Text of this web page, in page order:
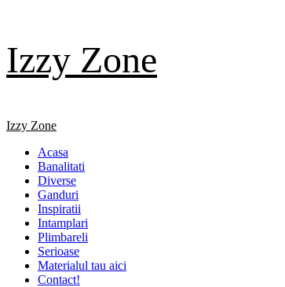
content
Izzy Zone
Primary
Izzy Zone
Acasa
Banalitati
Diverse
Ganduri
Inspiratii
Intamplari
Plimbareli
Serioase
Materialul tau aici
Contact!